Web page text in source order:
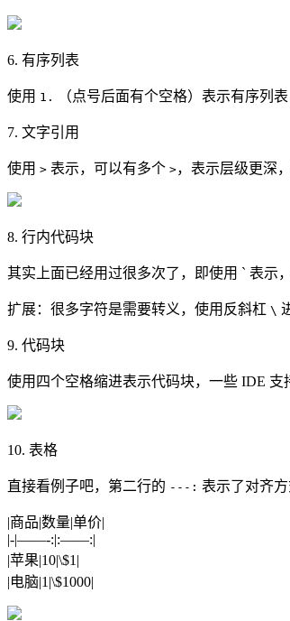
6. 有序列表
使用 1. （点号后面有个空格）表示有序列表
7. 文字引用
使用 > 表示，可以有多个 >，表示层级更深
8. 行内代码块
其实上面已经用过很多次了，即使用 ` 表示
扩展：很多字符是需要转义，使用反斜杠 \
9. 代码块
使用四个空格缩进表示代码块，一些 IDE
10. 表格
直接看例子吧，第二行的 ---: 表示了对齐
|商品|数量|单价|
|-|——-:|:——:|
|苹果|10|\$1|
|电脑|1|\$1000|